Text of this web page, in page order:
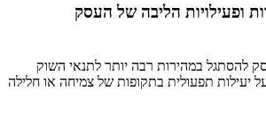
ופעילויות הליבה של העסק
להסתגל במהירות רבה יותר לתנאי השוק
יעילות תפעולית בתקופות של צמיחה או חלילה